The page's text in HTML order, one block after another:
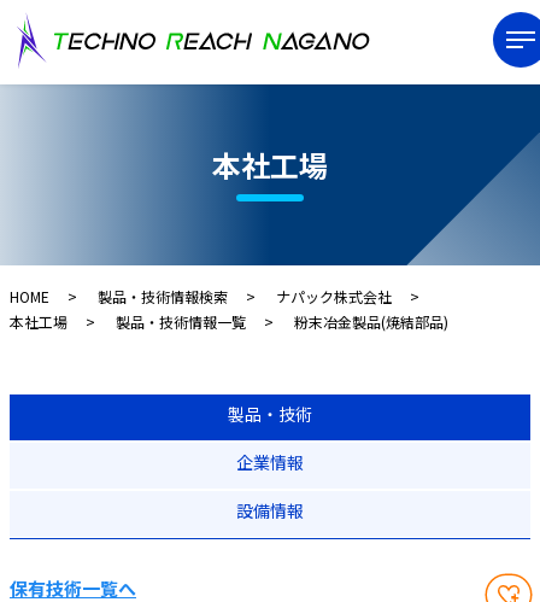
本社工場
HOME 製品・技術情報検索
ナパック株式会社
本社工場
製品・技術情報一覧 粉末冶金製品(焼結部品)
製品・技術
企業情報
設備情報
保有技術一覧へ